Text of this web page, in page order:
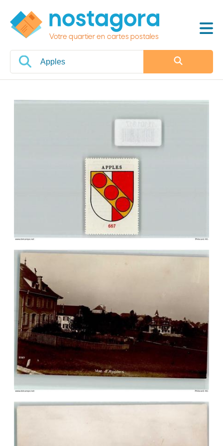
Votre quartier en cartes postales